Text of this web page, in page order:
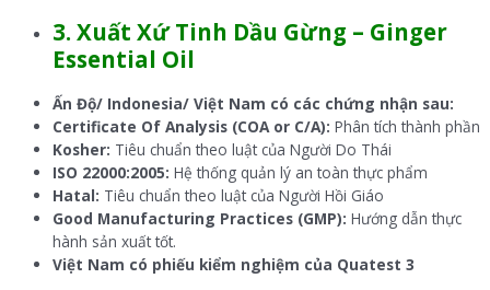
3. Xuất Xứ Tinh Dầu Gừng – Ginger
Essential Oil
Ấn Độ/ Indonesia/ Việt Nam có các chứng nhận sau:
Certificate Of Analysis (COA or C/A): Phân tích thành phần
Kosher: Tiêu chuẩn theo luật của Người Do Thái
ISO 22000:2005: Hệ thống quản lý an toàn thực phẩm
Hatal: Tiêu chuẩn theo luật của Người Hồi Giáo
Good Manufacturing Practices (GMP): Hướng dẫn thực
hành sản xuất tốt.
Việt Nam có phiếu kiểm nghiệm của Quatest 3